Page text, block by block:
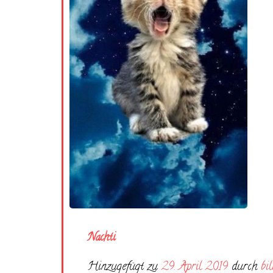
Nachti
Hinzugefügt zu29. April 2019 durch